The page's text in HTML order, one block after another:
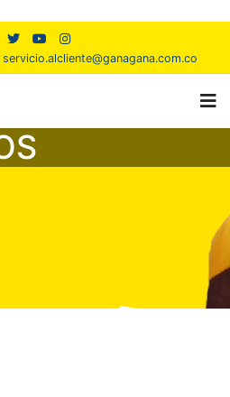
servicio.alcliente@ganagana.com.co